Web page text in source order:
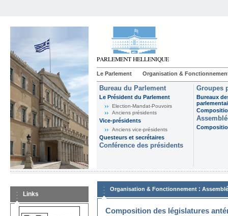
Le Parlement Organisation &
Bureau du Parlement
Le Président du Parlement
Election-Mandat-Pouvoirs
Anciens présidents
Vice-présidents
Anciens vice-présidents
Questeurs et secrétaires
Conférence des présidents
Groupes
Bureaux
Links
Organisation & Fonctionnement :
Composition des législatures